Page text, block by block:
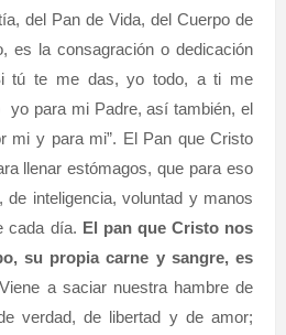
del Pan de Vida, del Cuerpo de
es la consagración o dedicación
tú te me das, yo todo, a ti me
yo para mi Padre, así también, el
mi y para mi”. El Pan que Cristo
llenar estómagos, que para eso
de inteligencia, voluntad y manos
cada día. El pan que Cristo nos
su propia carne y sangre, es
Viene a saciar nuestra hambre de
verdad, de libertad y de amor;